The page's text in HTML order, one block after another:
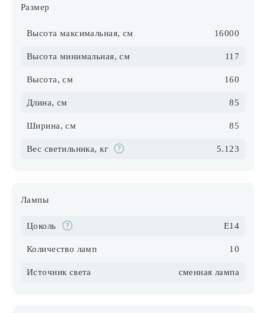
Размер
Высота максимальная, см 16000
Высота минимальная, см 117
Высота, см 160
Длина, см 85
Ширина, см 85
Вес светильника, кг 5.123
Лампы
Цоколь E14
Количество ламп 10
Источник света сменная лампа